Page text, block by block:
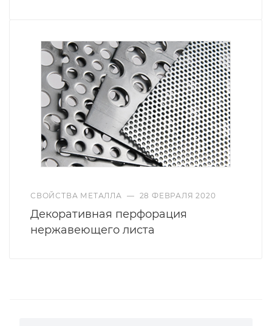
СВОЙСТВА МЕТАЛЛА — 28 ФЕВРАЛЯ 2020
Декоративная перфорация
нержавеющего листа